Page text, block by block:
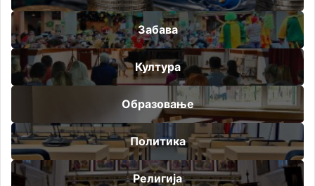
Забава
Култура
Образовање
Политика
Религија